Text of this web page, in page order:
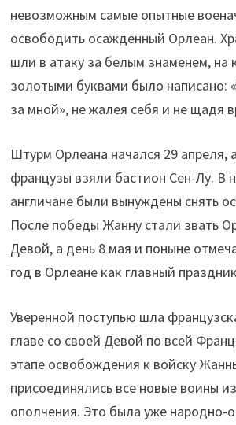
невозможным самые опытные
освободить осажденный Орлеан.
шли в атаку за белым знаменем, на
золотыми буквами было написано:
за мной», не жалея себя и не щадя
Штурм Орлеана начался 29 апреля,
французы взяли бастион Сен-Лу. В
англичане были вынуждены снять
После победы Жанну стали звать
Девой, а день 8 мая и поныне
год в Орлеане как главный
Уверенной поступью шла
главе со своей Девой по всей
этапе освобождения к войску
присоединялись все новые воины
ополчения. Это была уже народно-